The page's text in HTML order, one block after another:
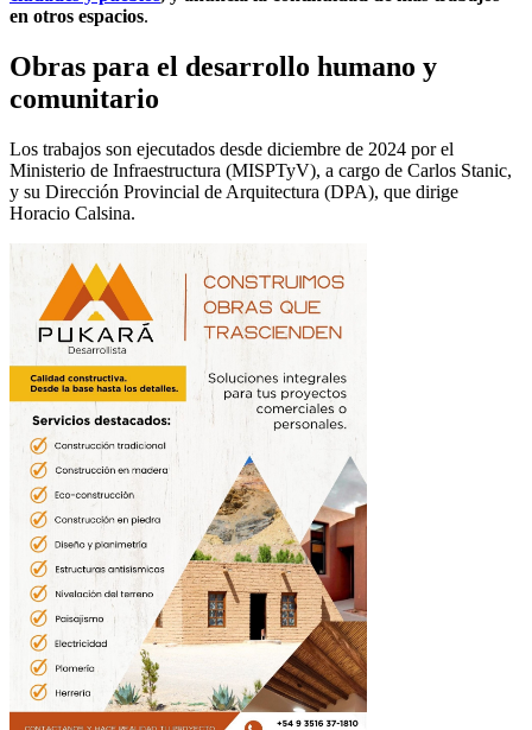
en otros espacios.
Obras para el desarrollo humano y
comunitario
Los trabajos son ejecutados desde diciembre de 2024 por el
Ministerio de Infraestructura (MISPTyV), a cargo de Carlos Stanic,
y su Dirección Provincial de Arquitectura (DPA), que dirige
Horacio Calsina.